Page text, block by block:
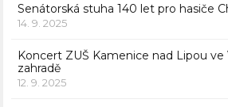
Senátorská stuha 140 let pro hasiče
14. 9. 2025
Koncert ZUŠ Kamenice nad Lipou ve
zahradě
12. 9. 2025